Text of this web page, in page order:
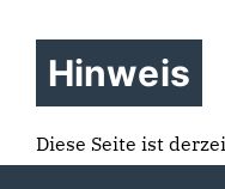
Hinweis
Diese Seite ist